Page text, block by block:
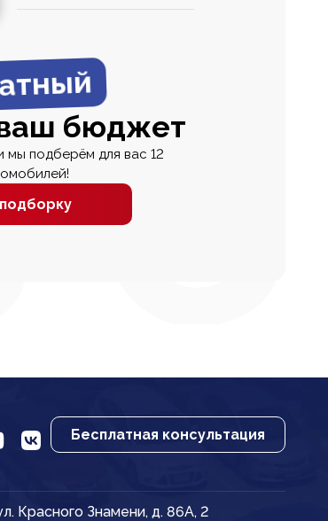
бюджет
мы подберём для вас 12
Бесплатная консультация
Красного Знамени, д. 86А, 2